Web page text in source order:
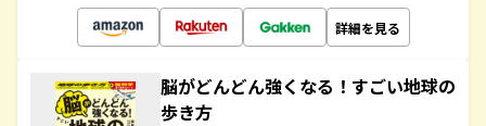
詳細を見る
脳がどんどん強くなる！すごい地球の
歩き方